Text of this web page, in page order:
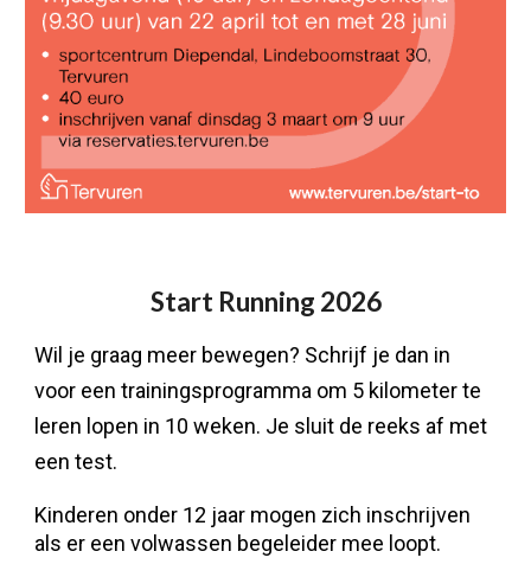
Start Running 2026
Wil je graag meer bewegen? Schrijf je dan in
voor een trainingsprogramma om 5 kilometer te
leren lopen in 10 weken. Je sluit de reeks af met
een test.
Kinderen onder 12 jaar mogen zich inschrijven
als er een volwassen begeleider mee loopt.